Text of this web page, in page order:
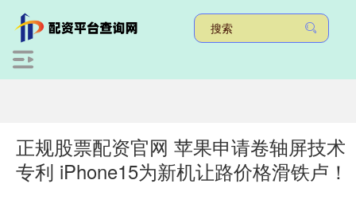
正规股票配资官网 苹果申请卷轴屏技术
专利 iPhone15为新机让路价格滑铁卢！